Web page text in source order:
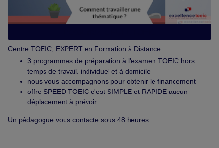
Centre TOEIC, EXPERT en Formation à Distance :
3 programmes de préparation à l'examen TOEIC hors
temps de travail, individuel et à domicile
nous vous accompagnons pour obtenir le financement
offre SPEED TOEIC c'est SIMPLE et RAPIDE aucun
déplacement à prévoir
Un pédagogue vous contacte sous 48 heures.